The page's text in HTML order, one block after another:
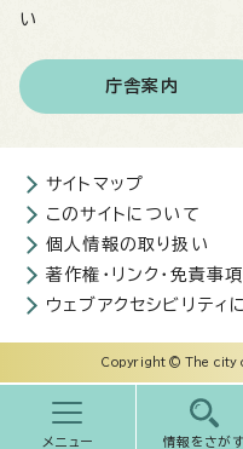
メニュー 情報をさがす
い
庁舎案内
サイトマップ
このサイトについて
個人情報の取り扱い
著作権・リンク・免責事項
ウェブアクセシビリティ
Copyright © The city